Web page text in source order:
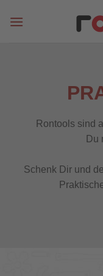
Inhalt
Rontools sind
Du
Schenk Dir und